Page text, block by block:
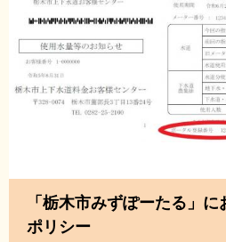
「栃木市みずぽーたる」
ポリシー